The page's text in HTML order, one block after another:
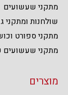
מתקני שעשועים
שולחנות ומתקני
מתקני ספורט
מתקני שעשועים
מוצרים